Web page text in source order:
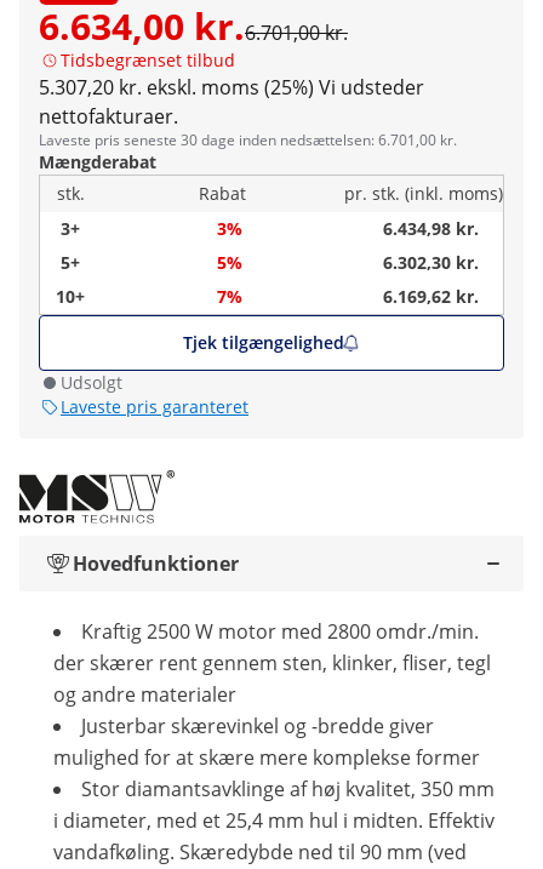
6.634,00 kr.6.701,00 kr.
Tidsbegrænset tilbud
5.307,20 kr. ekskl. moms (25%) Vi udsteder
nettofakturaer.
Laveste pris seneste 30 dage inden nedsættelsen: 6.701,00 kr.
Mængderabat
stk.
Rabat
pr. stk. (inkl. moms)
3+
3%
6.434,98 kr.
5+
5%
6.302,30 kr.
10+
7%
6.169,62 kr.
Tjek tilgængelighed
Udsolgt
Laveste pris garanteret
Hovedfunktioner
Kraftig 2500 W motor med 2800 omdr./min.
der skærer rent gennem sten, klinker, fliser, tegl
og andre materialer
Justerbar skærevinkel og -bredde giver
mulighed for at skære mere komplekse former
Stor diamantsavklinge af høj kvalitet, 350 mm
i diameter, med et 25,4 mm hul i midten. Effektiv
vandafkøling. Skæredybde ned til 90 mm (ved